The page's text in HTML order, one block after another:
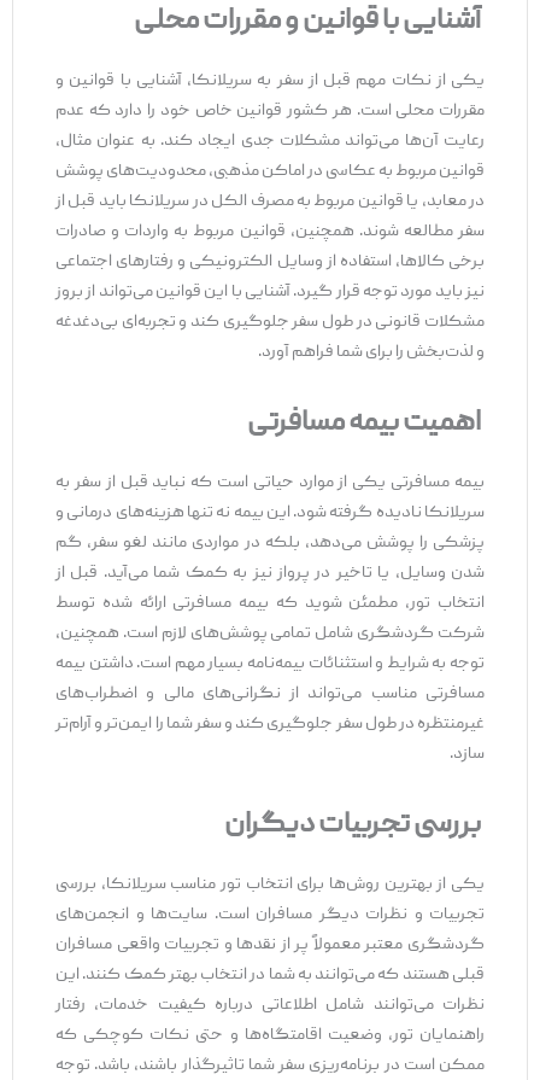
آشنایی با قوانین و مقررات محلی
یکی از نکات مهم قبل از سفر به سریلانکا، آشنایی با قوانین و
مقررات محلی است. هر کشور قوانین خاص خود را دارد که عدم
رعایت آن‌ها می‌تواند مشکلات جدی ایجاد کند. به عنوان مثال،
قوانین مربوط به عکاسی در اماکن مذهبی، محدودیت‌های پوشش
در معابد، یا قوانین مربوط به مصرف الکل در سریلانکا باید قبل از
سفر مطالعه شوند. همچنین، قوانین مربوط به واردات و صادرات
برخی کالاها، استفاده از وسایل الکترونیکی و رفتارهای اجتماعی
نیز باید مورد توجه قرار گیرد. آشنایی با این قوانین می‌تواند از بروز
مشکلات قانونی در طول سفر جلوگیری کند و تجربه‌ای بی‌دغدغه
و لذت‌بخش را برای شما فراهم آورد.
اهمیت بیمه مسافرتی
بیمه مسافرتی یکی از موارد حیاتی است که نباید قبل از سفر به
سریلانکا نادیده گرفته شود. این بیمه نه تنها هزینه‌های درمانی و
پزشکی را پوشش می‌دهد، بلکه در مواردی مانند لغو سفر، گم
شدن وسایل، یا تاخیر در پرواز نیز به کمک شما می‌آید. قبل از
انتخاب تور، مطمئن شوید که بیمه مسافرتی ارائه شده توسط
شرکت گردشگری شامل تمامی پوشش‌های لازم است. همچنین،
توجه به شرایط و استثنائات بیمه‌نامه بسیار مهم است. داشتن بیمه
مسافرتی مناسب می‌تواند از نگرانی‌های مالی و اضطراب‌های
غیرمنتظره در طول سفر جلوگیری کند و سفر شما را ایمن‌تر و آرام‌تر
سازد.
بررسی تجربیات دیگران
یکی از بهترین روش‌ها برای انتخاب تور مناسب سریلانکا، بررسی
تجربیات و نظرات دیگر مسافران است. سایت‌ها و انجمن‌های
گردشگری معتبر معمولاً پر از نقدها و تجربیات واقعی مسافران
قبلی هستند که می‌توانند به شما در انتخاب بهتر کمک کنند. این
نظرات می‌توانند شامل اطلاعاتی درباره کیفیت خدمات، رفتار
راهنمایان تور، وضعیت اقامتگاه‌ها و حتی نکات کوچکی که
ممکن است در برنامه‌ریزی سفر شما تاثیرگذار باشند، باشد. توجه